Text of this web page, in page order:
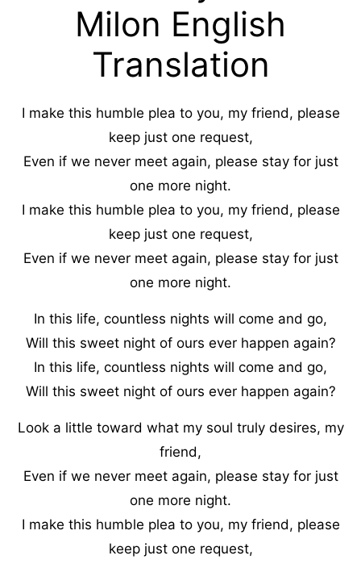
Milon English
Translation
I make this humble plea to you, my friend, please
keep just one request,
Even if we never meet again, please stay for just
one more night.
I make this humble plea to you, my friend, please
keep just one request,
Even if we never meet again, please stay for just
one more night.
In this life, countless nights will come and go,
Will this sweet night of ours ever happen again?
In this life, countless nights will come and go,
Will this sweet night of ours ever happen again?
Look a little toward what my soul truly desires, my
friend,
Even if we never meet again, please stay for just
one more night.
I make this humble plea to you, my friend, please
keep just one request,